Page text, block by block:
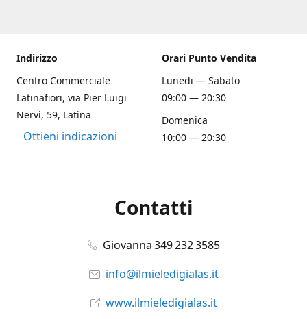
Indirizzo
Centro Commerciale
Latinafiori, via Pier Luigi
Nervi, 59, Latina
Ottieni indicazioni
Orari Punto Vendita
Lunedi — Sabato
09:00 — 20:30
Domenica
10:00 — 20:30
Contatti
Giovanna 349 232 3585
info@ilmieledigialas.it
www.ilmieledigialas.it